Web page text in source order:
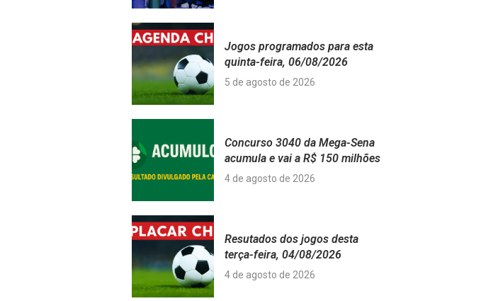
Jogos programados para esta
quinta-feira, 06/08/2026
5 de agosto de 2026
Concurso 3040 da Mega-Sena
acumula e vai a R$ 150 milhões
4 de agosto de 2026
Resutados dos jogos desta
terça-feira, 04/08/2026
4 de agosto de 2026